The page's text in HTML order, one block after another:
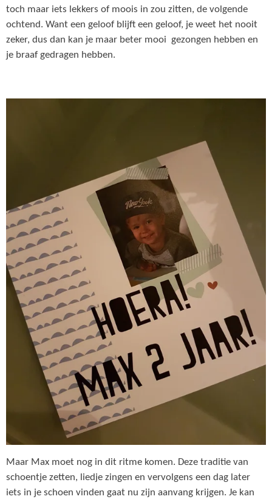
toch maar iets lekkers of moois in zou zitten, de volgende
ochtend. Want een geloof blijft een geloof, je weet het nooit
zeker, dus dan kan je maar beter mooi gezongen hebben en
je braaf gedragen hebben.
Maar Max moet nog in dit ritme komen. Deze traditie van
schoentje zetten, liedje zingen en vervolgens een dag later
iets in je schoen vinden gaat nu zijn aanvang krijgen. Je kan